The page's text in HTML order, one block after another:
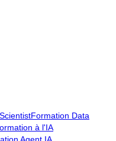
Formation Data
à l'IA